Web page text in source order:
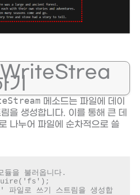
기
메소드는 파일에 데이
을 생성합니다. 이를 통해 큰 데
나누어 파일에 순차적으로 쓸
을 불러옵니다.
로 쓰기 스트림을 생성합